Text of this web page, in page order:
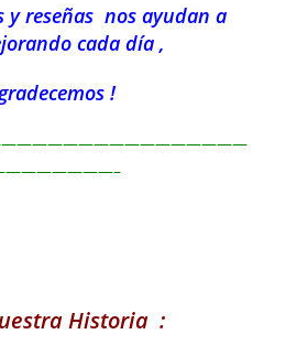
y reseñas nos ayudan a
cada día ,
!
Historia :